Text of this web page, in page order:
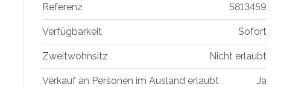
Referenz 5813459
Verfügbarkeit Sofort
Zweitwohnsitz Nicht erlaubt
Verkauf an Personen im Ausland erlaubt Ja